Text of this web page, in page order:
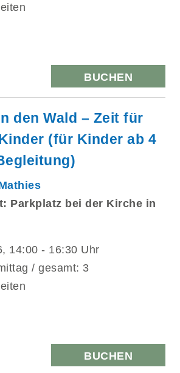
BUCHEN
den Wald – Zeit für
(für Kinder ab 4
Parkplatz bei der Kirche in
14:00 - 16:30 Uhr
/ gesamt: 3
BUCHEN